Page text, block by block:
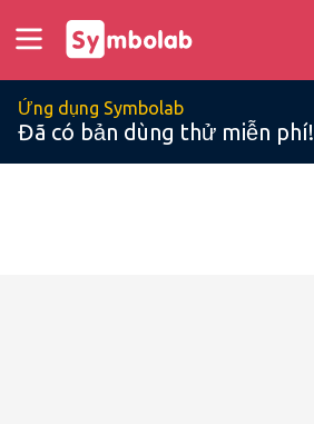
Ứng dụng Symbolab
Đã có bản dùng thử miễn phí!